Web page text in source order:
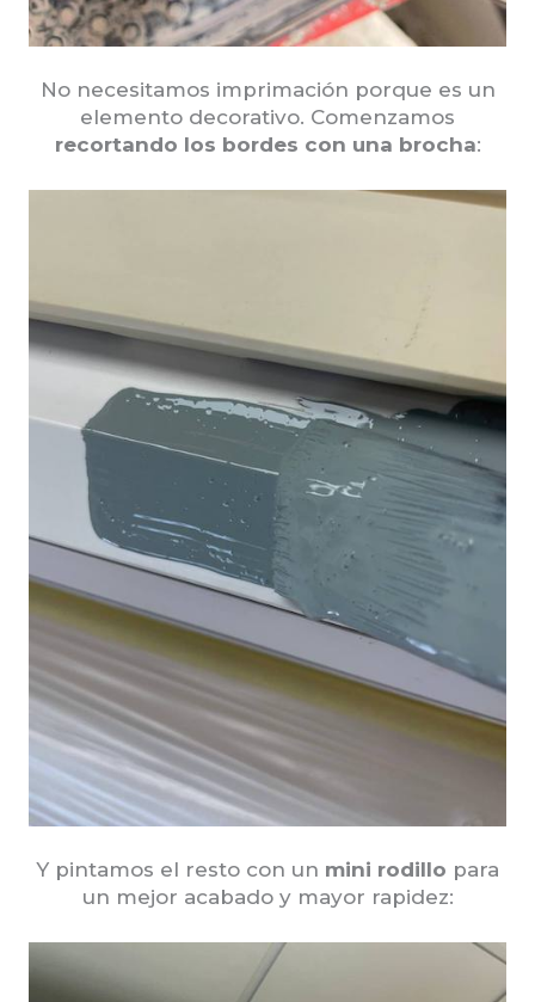
No necesitamos imprimación porque es un
elemento decorativo. Comenzamos
recortando los bordes con una brocha:
Y pintamos el resto con un mini rodillo para
un mejor acabado y mayor rapidez: